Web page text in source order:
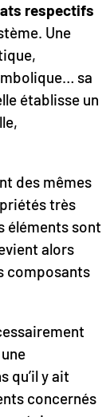
respectifs
Une
sa
établisse un
des mêmes
très
éléments sont
alors
composants
qu’il y ait
concernés